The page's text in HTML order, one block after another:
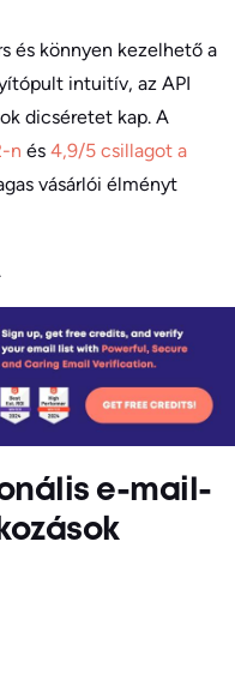
és könnyen kezelhető a
intuitív, az API
dicséretet kap. A
n és 4,9/5 csillagot a
vásárlói élményt
e-mail-